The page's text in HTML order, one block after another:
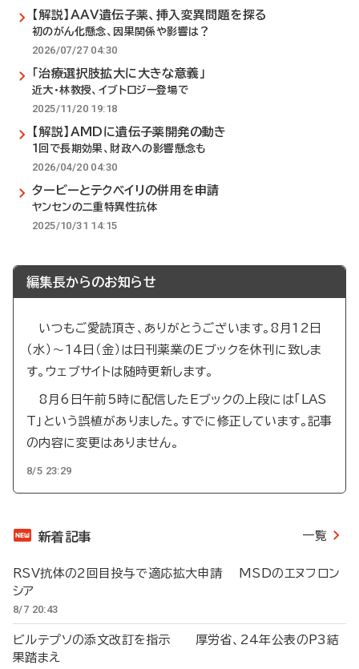
【解説】AAV遺伝子薬、挿入変異問題を探る
初のがん化懸念、因果関係や影響は？
2026/07/27 04:30
「治療選択肢拡大に大きな意義」
近大・林教授、イブトロジー登場で
2025/11/20 19:18
【解説】AMDに遺伝子薬開発の動き
1回で長期効果、財政への影響懸念も
2026/04/20 04:30
タービーとテクベイリの併用を申請
ヤンセンの二重特異性抗体
2025/10/31 14:15
編集長からのお知らせ
いつもご愛読頂き、ありがとうございます。8月12日
（水）～14日（金）は日刊薬業のEブックを休刊に致しま
す。ウェブサイトは随時更新します。
8月6日午前5時に配信したEブックの上段には「LAS
T」という誤植がありました。すでに修正しています。記事
の内容に変更はありません。
8/5 23:29
新着記事 一覧
RSV抗体の2回目投与で適応拡大申請 MSDのエヌフロン
シア
8/7 20:43
ビルテプソの添文改訂を指示 厚労省、24年公表のP3結
果踏まえ